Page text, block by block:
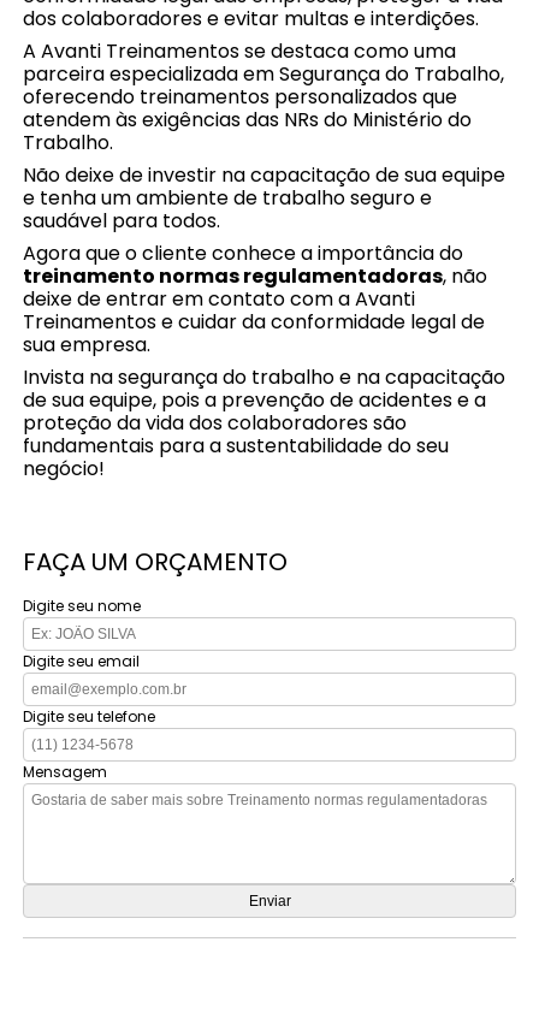
dos colaboradores e evitar multas e interdições.
A Avanti Treinamentos se destaca como uma
parceira especializada em Segurança do Trabalho,
oferecendo treinamentos personalizados que
atendem às exigências das NRs do Ministério do
Trabalho.
Não deixe de investir na capacitação de sua equipe
e tenha um ambiente de trabalho seguro e
saudável para todos.
Agora que o cliente conhece a importância do
treinamento normas regulamentadoras, não
deixe de entrar em contato com a Avanti
Treinamentos e cuidar da conformidade legal de
sua empresa.
Invista na segurança do trabalho e na capacitação
de sua equipe, pois a prevenção de acidentes e a
proteção da vida dos colaboradores são
fundamentais para a sustentabilidade do seu
negócio!
FAÇA UM ORÇAMENTO
Digite seu nome
Digite seu email
Digite seu telefone
Mensagem